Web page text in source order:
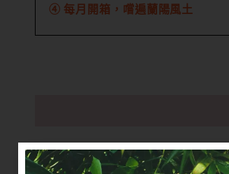
④ 每月開箱，嚐遍蘭陽風土
定期配送方案為每月配送一次，共